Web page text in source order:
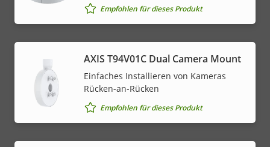
Empfohlen für dieses Produkt
AXIS T94V01C Dual Camera Mount
Einfaches Installieren von Kameras
Rücken-an-Rücken
Empfohlen für dieses Produkt